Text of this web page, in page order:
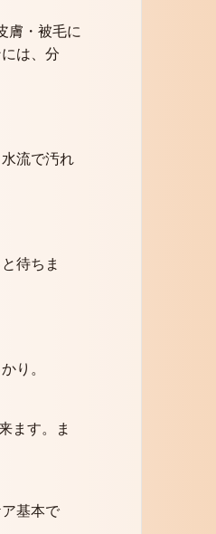
膚・被毛に
は、分
流で汚れ
待ちま
り。
ます。ま
基本で